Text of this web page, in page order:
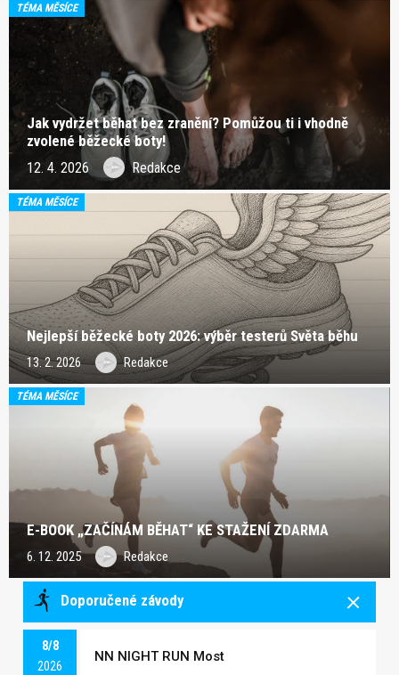
TÉMA MĚSÍCE
Jak vydržet běhat bez zranění? Pomůžou ti i vhodně
zvolené běžecké boty!
12. 4. 2026 Redakce
TÉMA MĚSÍCE
Nejlepší běžecké boty 2026: výběr testerů Světa běhu
13. 2. 2026 Redakce
TÉMA MĚSÍCE
E-BOOK „ZAČÍNÁM BĚHAT“ KE STAŽENÍ ZDARMA
6. 12. 2025 Redakce
Doporučené závody
8/8
2026
NN NIGHT RUN Most